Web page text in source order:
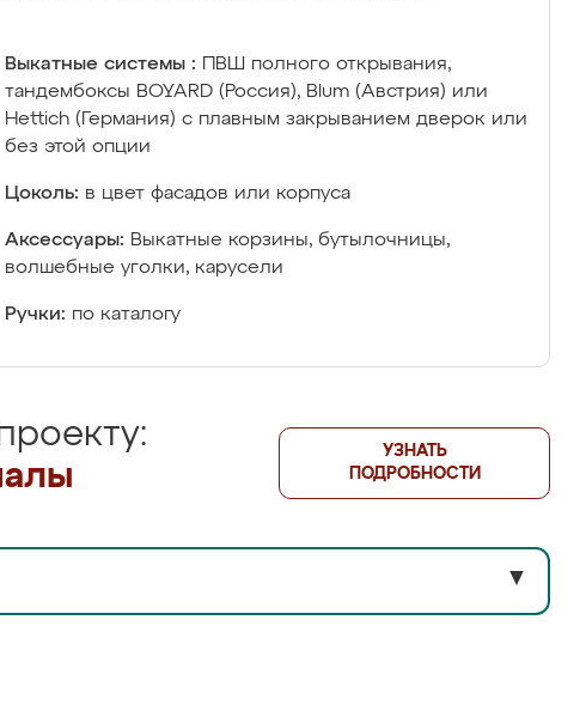
Выкатные системы :
ПВШ полного открывания,
тандембоксы BOYARD (Россия), Blum (Австрия) или
Hettich (Германия) с плавным закрыванием дверок или
без этой опции
Цоколь: в цвет фасадов или корпуса
Аксессуары: Выкатные корзины, бутылочницы,
волшебные уголки, карусели
Ручки: по каталогу
УЗНАТЬ
ПОДРОБНОСТИ
▼